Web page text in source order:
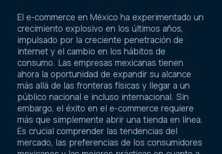
El e-commerce en México ha experimentado un
crecimiento explosivo en los últimos años,
impulsado por la creciente penetración de
internet y el cambio en los hábitos de
consumo. Las empresas mexicanas tienen
ahora la oportunidad de expandir su alcance
más allá de las fronteras físicas y llegar a un
público nacional e incluso internacional. Sin
embargo, el éxito en el e-commerce requiere
más que simplemente abrir una tienda en línea.
Es crucial comprender las tendencias del
mercado, las preferencias de los consumidores